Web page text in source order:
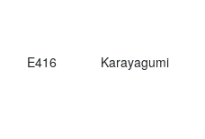
E416 Karayagumi